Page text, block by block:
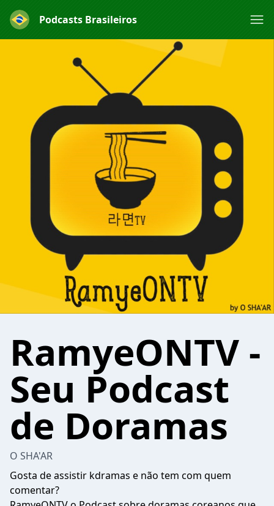
Podcasts Brasileiros
RamyeONTV -
Seu Podcast
de Doramas
O SHA'AR
Gosta de assistir kdramas e não tem com quem
comentar?